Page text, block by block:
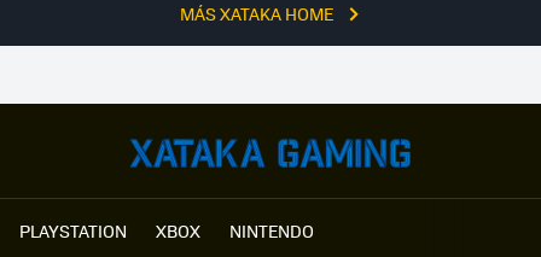
MÁS XATAKA HOME
PLAYSTATION XBOX NINTENDO